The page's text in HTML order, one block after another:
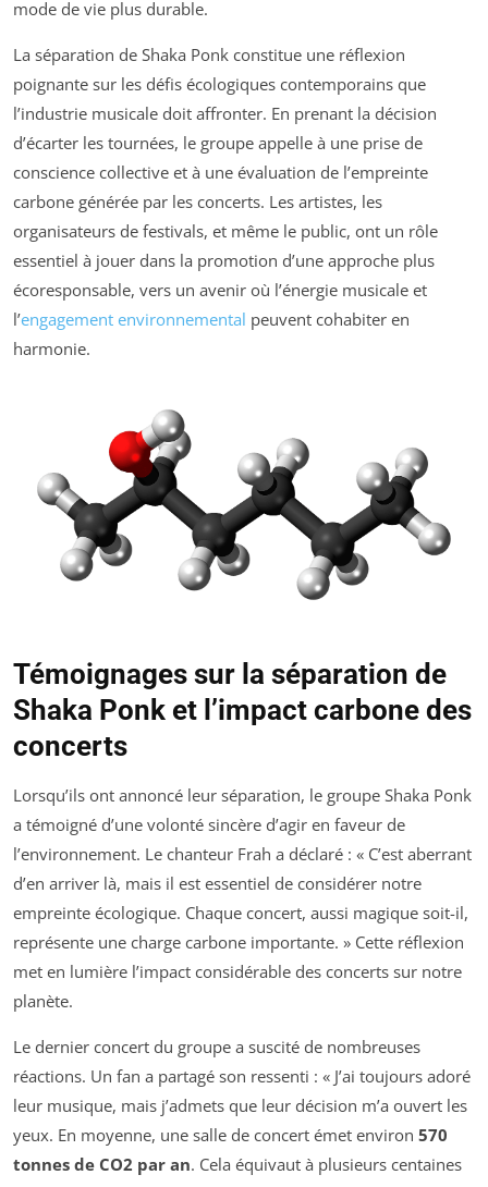
mode de vie plus durable.
La séparation de Shaka Ponk constitue une réflexion
poignante sur les défis écologiques contemporains que
l’industrie musicale doit affronter. En prenant la décision
d’écarter les tournées, le groupe appelle à une prise de
conscience collective et à une évaluation de l’empreinte
carbone générée par les concerts. Les artistes, les
organisateurs de festivals, et même le public, ont un rôle
essentiel à jouer dans la promotion d’une approche plus
écoresponsable, vers un avenir où l’énergie musicale et
l’engagement environnemental peuvent cohabiter en
harmonie.
Témoignages sur la séparation de
Shaka Ponk et l’impact carbone des
concerts
Lorsqu’ils ont annoncé leur séparation, le groupe Shaka Ponk
a témoigné d’une volonté sincère d’agir en faveur de
l’environnement. Le chanteur Frah a déclaré : « C’est aberrant
d’en arriver là, mais il est essentiel de considérer notre
empreinte écologique. Chaque concert, aussi magique soit-il,
représente une charge carbone importante. » Cette réflexion
met en lumière l’impact considérable des concerts sur notre
planète.
Le dernier concert du groupe a suscité de nombreuses
réactions. Un fan a partagé son ressenti : « J’ai toujours adoré
leur musique, mais j’admets que leur décision m’a ouvert les
yeux. En moyenne, une salle de concert émet environ 570
tonnes de CO2 par an. Cela équivaut à plusieurs centaines